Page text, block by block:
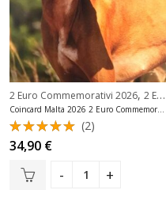
Euro ,Novità Ultimi
2 Euro Commemorativi 2026, 2 Euro Commemorativi Malta
Coincard Malta 2026 2 Euro Commemorativi Cane
Valutato
5.00 su 5
(2)
34,90 €